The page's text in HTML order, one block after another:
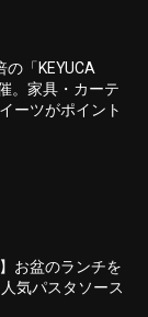
「KEYUCA
。家具・カーテ
ーツがポイント
お盆のランチを
気パスタソース